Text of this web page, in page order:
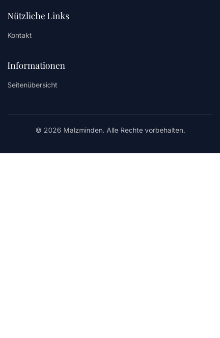
Nützliche Links
Kontakt
Informationen
Seitenübersicht
© 2026 Malzminden. Alle Rechte vorbehalten.